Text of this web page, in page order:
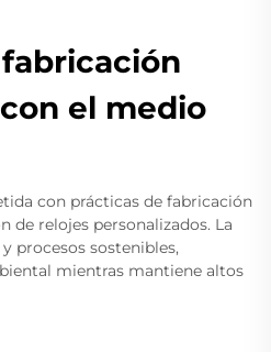
el medio
con prácticas de fabricación
de relojes personalizados. La
procesos sostenibles,
mientras mantiene altos